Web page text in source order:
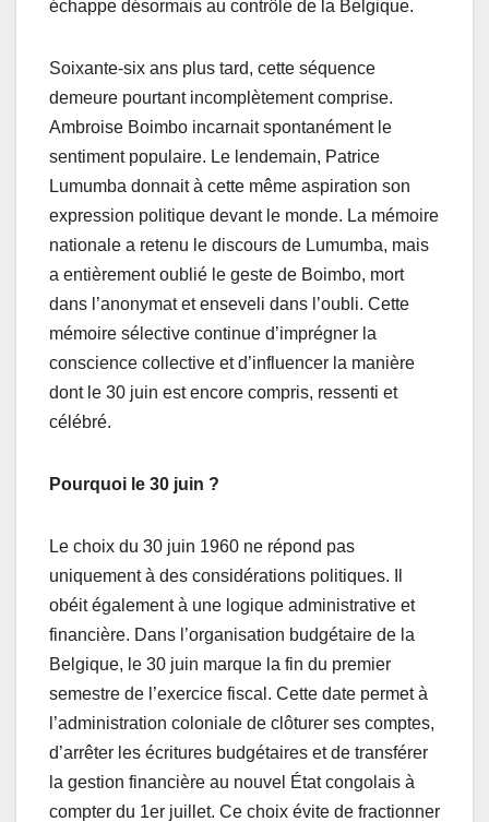
échappe désormais au contrôle de la Belgique.
Soixante-six ans plus tard, cette séquence
demeure pourtant incomplètement comprise.
Ambroise Boimbo incarnait spontanément le
sentiment populaire. Le lendemain, Patrice
Lumumba donnait à cette même aspiration son
expression politique devant le monde. La mémoire
nationale a retenu le discours de Lumumba, mais
a entièrement oublié le geste de Boimbo, mort
dans l’anonymat et enseveli dans l’oubli. Cette
mémoire sélective continue d’imprégner la
conscience collective et d’influencer la manière
dont le 30 juin est encore compris, ressenti et
célébré.
Pourquoi le 30 juin ?
Le choix du 30 juin 1960 ne répond pas
uniquement à des considérations politiques. Il
obéit également à une logique administrative et
financière. Dans l’organisation budgétaire de la
Belgique, le 30 juin marque la fin du premier
semestre de l’exercice fiscal. Cette date permet à
l’administration coloniale de clôturer ses comptes,
d’arrêter les écritures budgétaires et de transférer
la gestion financière au nouvel État congolais à
compter du 1er juillet. Ce choix évite de fractionner